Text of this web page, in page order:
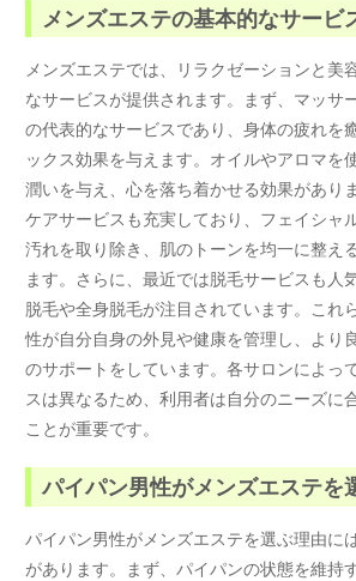
メンズエステの基本的なサービ
メンズエステでは、リラクゼーションと美
なサービスが提供されます。まず、マッサ
の代表的なサービスであり、身体の疲れを
ックス効果を与えます。オイルやアロマを
潤いを与え、心を落ち着かせる効果があり
ケアサービスも充実しており、フェイシャ
汚れを取り除き、肌のトーンを均一に整え
ます。さらに、最近では脱毛サービスも人
脱毛や全身脱毛が注目されています。これ
性が自分自身の外見や健康を管理し、より
のサポートをしています。各サロンによっ
スは異なるため、利用者は自分のニーズに
ことが重要です。
パイパン男性がメンズエステを
パイパン男性がメンズエステを選ぶ理由に
があります。まず、パイパンの状態を維持